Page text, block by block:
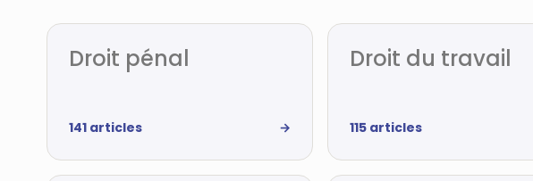
Droit pénal
141 articles →
Droit du travail
115 articles